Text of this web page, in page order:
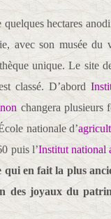
hectares
avec son musée du
unique. Le site
classé. D’abord
changera plusieurs
nationale d’
puis l’Institut national
qui en fait la plus
des joyaux du